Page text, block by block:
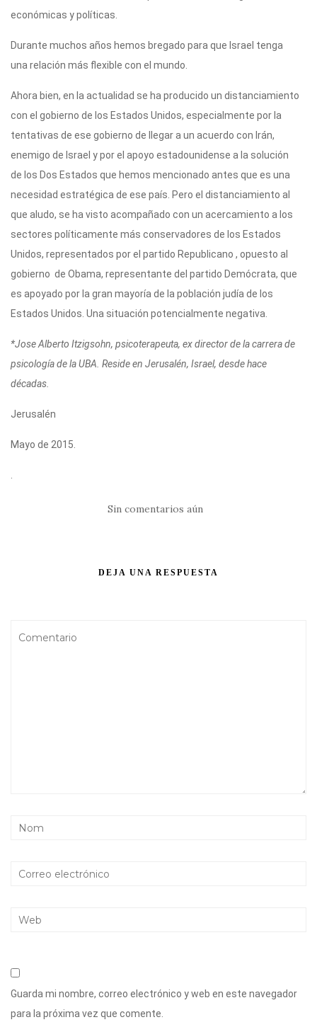
económicas y políticas.
Durante muchos años hemos bregado para que Israel tenga
una relación más flexible con el mundo.
Ahora bien, en la actualidad se ha producido un distanciamiento
con el gobierno de los Estados Unidos, especialmente por la
tentativas de ese gobierno de llegar a un acuerdo con Irán,
enemigo de Israel y por el apoyo estadounidense a la solución
de los Dos Estados que hemos mencionado antes que es una
necesidad estratégica de ese país. Pero el distanciamiento al
que aludo, se ha visto acompañado con un acercamiento a los
sectores políticamente más conservadores de los Estados
Unidos, representados por el partido Republicano , opuesto al
gobierno de Obama, representante del partido Demócrata, que
es apoyado por la gran mayoría de la población judía de los
Estados Unidos. Una situación potencialmente negativa.
*Jose Alberto Itzigsohn, psicoterapeuta, ex director de la carrera de
psicología de la UBA. Reside en Jerusalén, Israel, desde hace
décadas.
Jerusalén
Mayo de 2015.
.
Sin comentarios aún
DEJA UNA RESPUESTA
Guarda mi nombre, correo electrónico y web en este navegador
para la próxima vez que comente.